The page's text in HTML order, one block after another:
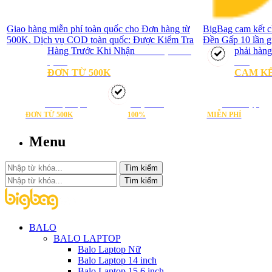
Giao hàng miễn phí toàn quốc cho Đơn hàng từ
500K. Dịch vụ COD toàn quốc: Được Kiểm Tra
Hàng Trước Khi Nhận
ĐƠN TỪ 500K
BigBag cam kết
Đền Gấp 10 lần
phải
CAM
ĐƠN TỪ 500K 100% MIỄN PHÍ
Menu
Tìm kiếm
Tìm kiếm
BALO
BALO LAPTOP
Balo Laptop Nữ
Balo Laptop 14 inch